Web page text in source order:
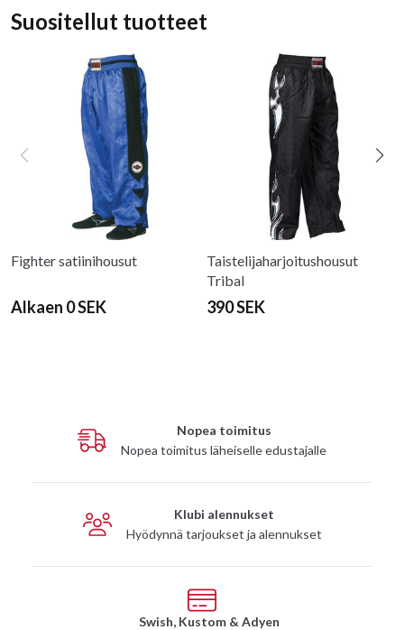
Suositellut tuotteet
Fighter satiinihousut
Alkaen 0 SEK
Taistelijaharjoitushousut
Tribal
390 SEK
Nopea toimitus
Nopea toimitus läheiselle edustajalle
Klubi alennukset
Hyödynnä tarjoukset ja alennukset
Swish, Kustom & Adyen